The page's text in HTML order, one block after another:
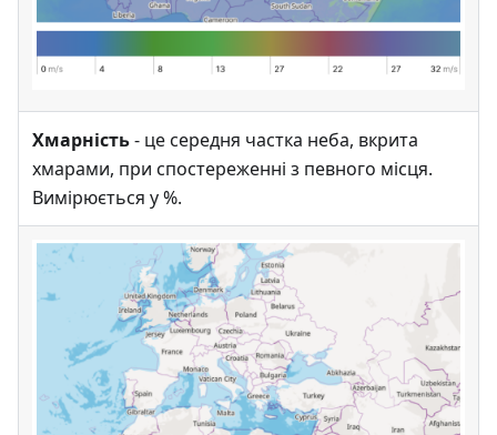
Хмарність- це середня частка неба, вкрита
хмарами, при спостереженні з певного місця.
Вимірюється у %.